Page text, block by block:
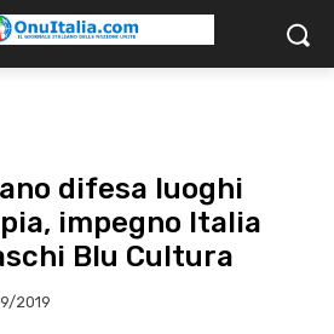
difesa luoghi
impegno Italia
Blu Cultura
2019